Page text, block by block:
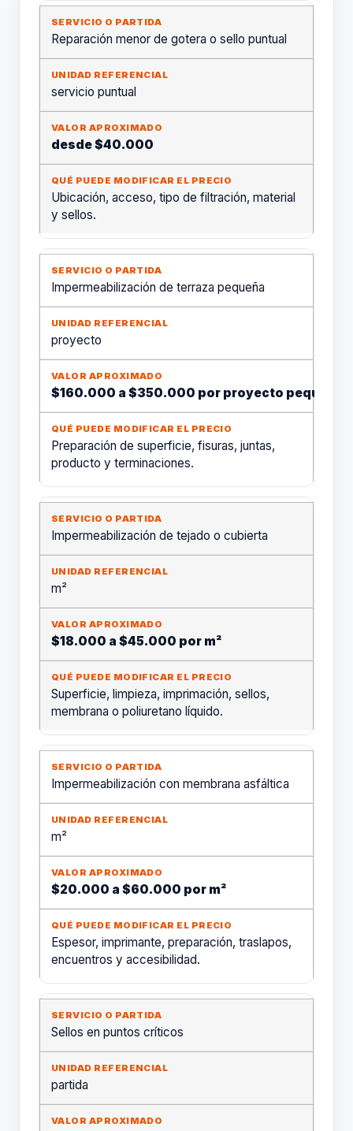
Reparación menor de gotera o sello puntual
servicio puntual
desde $40.000
Ubicación, acceso, tipo de filtración, material
y sellos.
Impermeabilización de terraza pequeña
proyecto
$160.000 a $350.000 por proyecto pequeño
Preparación de superficie, fisuras, juntas,
producto y terminaciones.
Impermeabilización de tejado o cubierta
m²
$18.000 a $45.000 por m²
Superficie, limpieza, imprimación, sellos,
membrana o poliuretano líquido.
Impermeabilización con membrana asfáltica
m²
$20.000 a $60.000 por m²
Espesor, imprimante, preparación, traslapos,
encuentros y accesibilidad.
Sellos en puntos críticos
partida